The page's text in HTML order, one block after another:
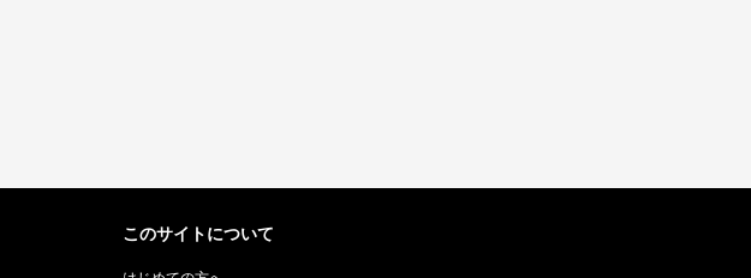
このサイトについて